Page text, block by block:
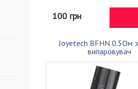
100 грн
Joyetech BFHN 0.5Ом
випаровувач